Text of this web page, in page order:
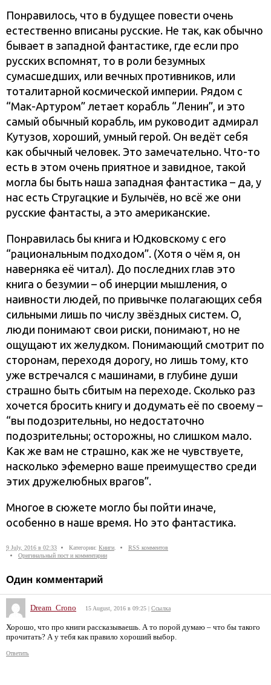
Понравилось, что в будущее повести очень
естественно вписаны русские. Не так, как обычно
бывает в западной фантастике, где если про
русских вспомнят, то в роли безумных
сумасшедших, или вечных противников, или
тоталитарной космической империи. Рядом с
“Мак-Артуром” летает корабль “Ленин”, и это
самый обычный корабль, им руководит адмирал
Кутузов, хороший, умный герой. Он ведёт себя
как обычный человек. Это замечательно. Что-то
есть в этом очень приятное и завидное, такой
могла бы быть наша западная фантастика – да, у
нас есть Стругацкие и Булычёв, но всё же они
русские фантасты, а это американские.
Понравилась бы книга и Юдковскому с его
“рациональным подходом”. (Хотя о чём я, он
наверняка её читал). До последних глав это
книга о безумии – об инерции мышления, о
наивности людей, по привычке полагающих себя
сильными лишь по числу звёздных систем. О,
люди понимают свои риски, понимают, но не
ощущают их желудком. Понимающий смотрит по
сторонам, переходя дорогу, но лишь тому, кто
уже встречался с машинами, в глубине души
страшно быть сбитым на переходе. Сколько раз
хочется бросить книгу и додумать её по своему –
“вы подозрительны, но недостаточно
подозрительны; осторожны, но слишком мало.
Как же вам не страшно, как же не чувствуете,
насколько эфемерно ваше преимущество среди
этих дружелюбных врагов”.
Многое в сюжете могло бы пойти иначе,
особенно в наше время. Но это фантастика.
9 July, 2016 в 02:33 Категории: Книги
RSS комментов
Оригинальный пост и комментарии
Один комментарий
Dream_Crono 15 August, 2016 в 09:25 | Ссылка
Хорошо, что про книги рассказываешь. А то порой думаю – что бы такого
прочитать? А у тебя как правило хороший выбор.
Ответить